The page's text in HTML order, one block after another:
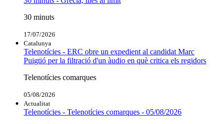
30 minuts
17/07/2026
Catalunya
Telenotícies - ERC obre un expedient al candidat Marc
Puigtió per la filtració d'un àudio en què critica els regidors
Telenotícies comarques
05/08/2026
Actualitat
Telenotícies - Telenotícies comarques - 05/08/2026